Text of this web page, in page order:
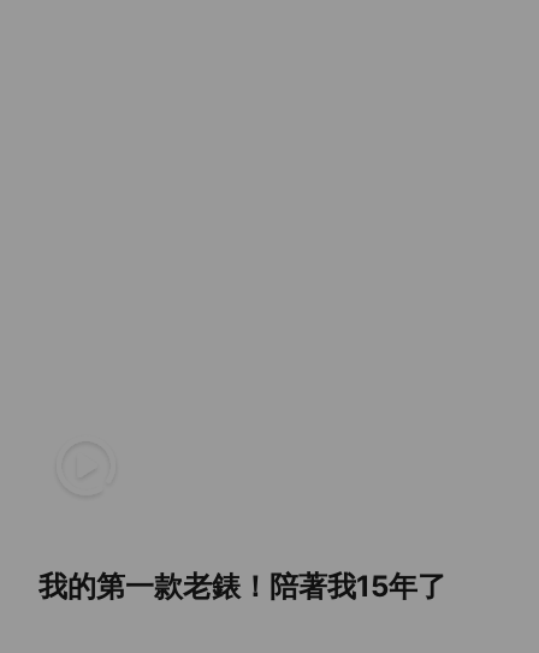
我的第一款老錶！陪著我15年了